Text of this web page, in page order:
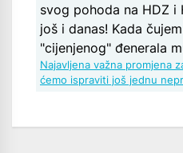
svog pohoda na HDZ
još i danas! Kada
"cijenjenog" đenerala
Najavljena važna promjena
ćemo ispraviti još jednu